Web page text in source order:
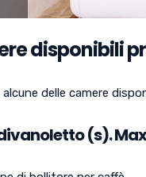
disponibili
alcune delle camere
(s).